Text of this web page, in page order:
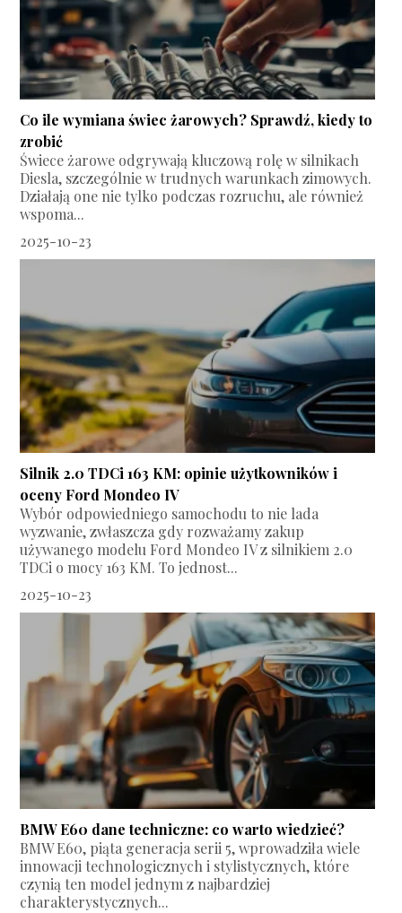
Co ile wymiana świec żarowych? Sprawdź, kiedy to
zrobić
Świece żarowe odgrywają kluczową rolę w silnikach
Diesla, szczególnie w trudnych warunkach zimowych.
Działają one nie tylko podczas rozruchu, ale również
wspoma...
2025-10-23
Silnik 2.0 TDCi 163 KM: opinie użytkowników i
oceny Ford Mondeo IV
Wybór odpowiedniego samochodu to nie lada
wyzwanie, zwłaszcza gdy rozważamy zakup
używanego modelu Ford Mondeo IV z silnikiem 2.0
TDCi o mocy 163 KM. To jednost...
2025-10-23
BMW E60 dane techniczne: co warto wiedzieć?
BMW E60, piąta generacja serii 5, wprowadziła wiele
innowacji technologicznych i stylistycznych, które
czynią ten model jednym z najbardziej
charakterystycznych...